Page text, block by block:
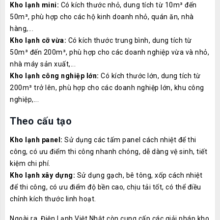
Kho lạnh mini: Có kích thước nhỏ, dung tích từ 10m³ đến
50m³, phù hợp cho các hộ kinh doanh nhỏ, quán ăn, nhà
hàng,...
Kho lạnh cỡ vừa: Có kích thước trung bình, dung tích từ
50m³ đến 200m³, phù hợp cho các doanh nghiệp vừa và nhỏ,
nhà máy sản xuất,...
Kho lạnh công nghiệp lớn: Có kích thước lớn, dung tích từ
200m³ trở lên, phù hợp cho các doanh nghiệp lớn, khu công
nghiệp,...
Theo cấu tạo
Kho lạnh panel: Sử dụng các tấm panel cách nhiệt để thi
công, có ưu điểm thi công nhanh chóng, dễ dàng vệ sinh, tiết
kiệm chi phí.
Kho lạnh xây dựng: Sử dụng gạch, bê tông, xốp cách nhiệt
để thi công, có ưu điểm độ bền cao, chịu tải tốt, có thể điều
chỉnh kích thước linh hoạt.